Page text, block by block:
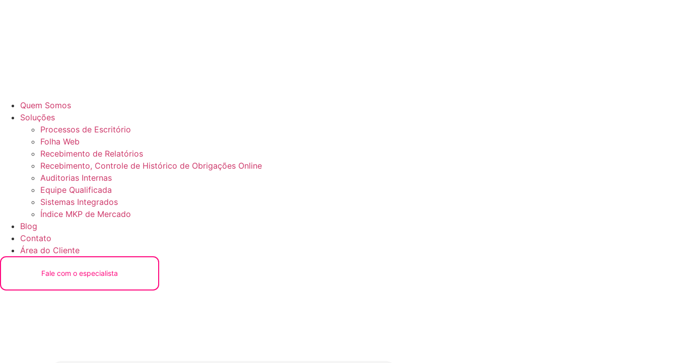
Quem Somos
Soluções
Processos de Escritório
Folha Web
Recebimento de Relatórios
Recebimento, Controle de Histórico de Obrigações Online
Auditorias Internas
Equipe Qualificada
Sistemas Integrados
Índice MKP de Mercado
Blog
Contato
Área do Cliente
Fale com o especialista